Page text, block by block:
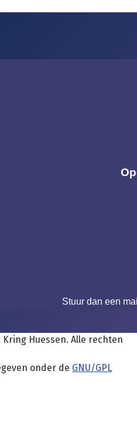
Stuur dan een
Huessen. Alle rechten
onder de GNU/GPL